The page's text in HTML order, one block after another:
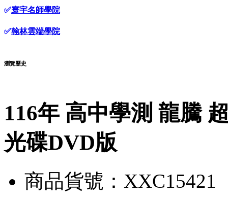
✅寰宇名師學院
✅翰林雲端學院
瀏覽歷史
116年 高中學測 龍騰
光碟DVD版
商品貨號：XXC15421